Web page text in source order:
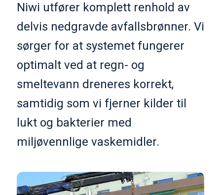
Niwi utfører komplett renhold av
delvis nedgravde avfallsbrønner. Vi
sørger for at systemet fungerer
optimalt ved at regn- og
smeltevann dreneres korrekt,
samtidig som vi fjerner kilder til
lukt og bakterier med
miljøvennlige vaskemidler.